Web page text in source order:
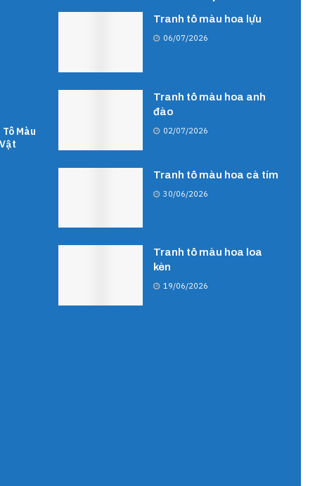
Màu
Tranh tô màu hoa lựu
06/07/2026
Tranh tô màu hoa anh
đào
02/07/2026
Tranh tô màu hoa cà tím
30/06/2026
Tranh tô màu hoa loa
kèn
19/06/2026